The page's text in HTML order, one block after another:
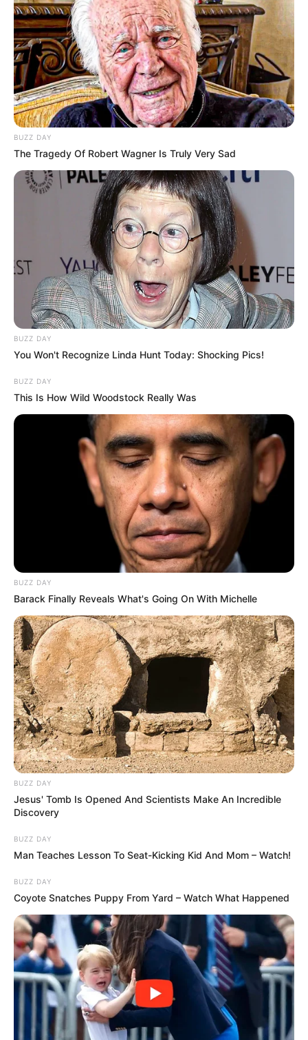
hogy nem vármegye, hanem megye, a közönség
éljenzése közepette. Amikor a műsorvezető
megkérdezte, hogy ez akkor hivatalos, Magyar
bólintott.
Majd így folytatta Magyar Péter:
„A Fidesz választási vereségre készül, nem is
kicsire. Nem véletlenül írják át a méltán ismeretlen
köztársasági elnök jogköreit. Nem véletlenül készül
Lázár János cégek mögé bújva tízezer hektárnyi
földet vásárolni.
Nem véletlenül adja el Tiborcz István a napelemes
Magyar, aki itt is ismertette a nyíregyházi felmérés
BUZZ DAY
The Tragedy Of Robert Wagner Is Truly Very Sad
BUZZ DAY
You Won't Recognize Linda Hunt Today: Shocking Pics!
BUZZ DAY
This Is How Wild Woodstock Really Was
BUZZ DAY
Barack Finally Reveals What's Going On With Michelle
BUZZ DAY
Jesus' Tomb Is Opened And Scientists Make An Incredible
Discovery
BUZZ DAY
Man Teaches Lesson To Seat-Kicking Kid And Mom – Watch!
BUZZ DAY
Coyote Snatches Puppy From Yard – Watch What Happened